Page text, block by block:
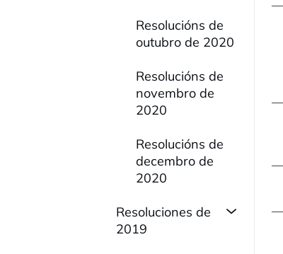
Resolucións de
outubro de 2020
Resolucións de
novembro de
2020
Resolucións de
decembro de
2020
Resoluciones de
2019